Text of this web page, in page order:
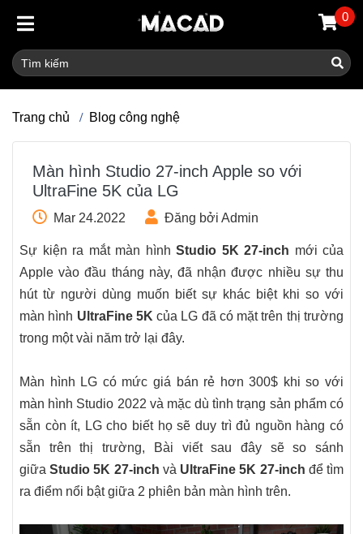
0
Trang chủ Blog công nghệ
Màn hình Studio 27-inch Apple so với
UltraFine 5K của LG
Mar 24.2022 Đăng bởi Admin
Sự kiện ra mắt màn hình Studio 5K 27-inch mới của
Apple vào đầu tháng này, đã nhận được nhiều sự thu
hút từ người dùng muốn biết sự khác biệt khi so với
màn hình UltraFine 5K của LG đã có mặt trên thị trường
trong một vài năm trở lại đây.
Màn hình LG có mức giá bán rẻ hơn 300$ khi so với
màn hình Studio 2022 và mặc dù tình trạng sản phẩm có
sẵn còn ít, LG cho biết họ sẽ duy trì đủ nguồn hàng có
sẵn trên thị trường, Bài viết sau đây sẽ so sánh
giữaStudio 5K 27-inch và UltraFine 5K 27-inch để tìm
ra điểm nổi bật giữa 2 phiên bản màn hình trên.